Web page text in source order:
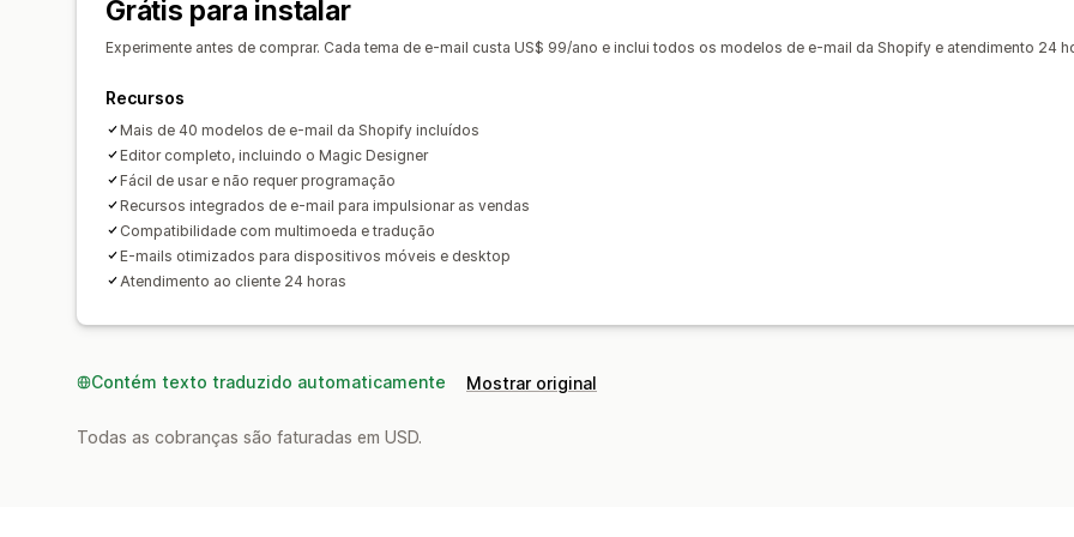
Grátis para instalar
Experimente antes de comprar. Cada tema de e-mail custa US$ 99/ano e inclui todos os modelos de e-mail da Shopify e atendimento 24
Recursos
Mais de 40 modelos de e-mail da Shopify incluídos
Editor completo, incluindo o Magic Designer
Fácil de usar e não requer programação
Recursos integrados de e-mail para impulsionar as vendas
Compatibilidade com multimoeda e tradução
E-mails otimizados para dispositivos móveis e desktop
Atendimento ao cliente 24 horas
Contém texto traduzido automaticamente Mostrar original
Todas as cobranças são faturadas em USD.